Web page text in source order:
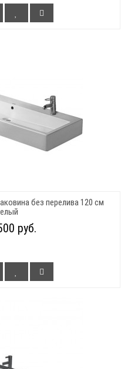
без перелива 120 см
руб.